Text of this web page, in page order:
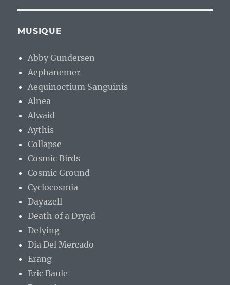
MUSIQUE
Abby Gundersen
Aephanemer
Aequinoctium Sanguinis
Alnea
Alwaid
Aythis
Collapse
Cosmic Birds
Cosmic Ground
Cyclocosmia
Dayazell
Death of a Dryad
Defying
Dia Del Mercado
Erang
Eric Baule